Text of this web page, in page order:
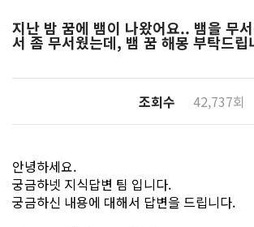
지난 밤 꿈에 뱀이 나왔어요.. 뱀을 무
서 좀 무서웠는데, 뱀 꿈 해몽 부탁드립
조회수 42,737회
안녕하세요.
궁금하넷 지식답변 팀 입니다.
궁금하신 내용에 대해서 답변을 드립니다.